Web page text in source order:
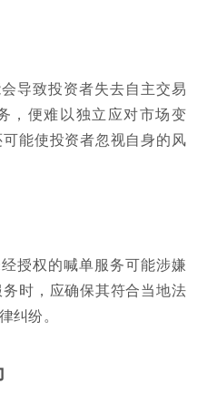
导致投资者失去自主交易
，便难以独立应对市场变
能使投资者忽视自身的风
授权的喊单服务可能涉嫌
时，应确保其符合当地法
纠纷。